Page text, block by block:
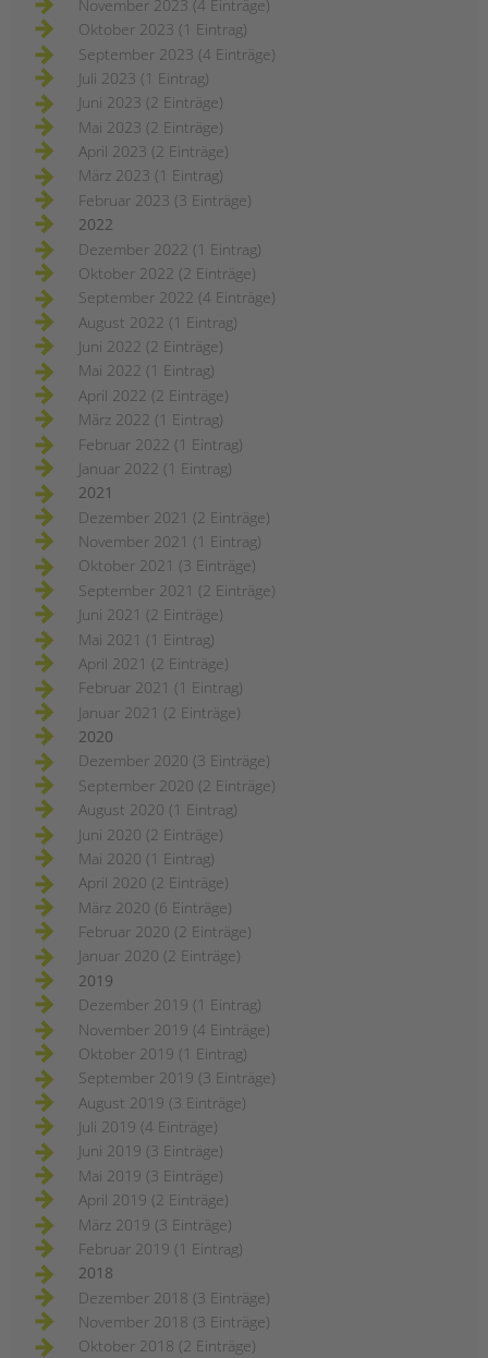
November 2023 (4 Einträge)
Oktober 2023 (1 Eintrag)
September 2023 (4 Einträge)
Juli 2023 (1 Eintrag)
Juni 2023 (2 Einträge)
Mai 2023 (2 Einträge)
April 2023 (2 Einträge)
März 2023 (1 Eintrag)
Februar 2023 (3 Einträge)
2022
Dezember 2022 (1 Eintrag)
Oktober 2022 (2 Einträge)
September 2022 (4 Einträge)
August 2022 (1 Eintrag)
Juni 2022 (2 Einträge)
Mai 2022 (1 Eintrag)
April 2022 (2 Einträge)
März 2022 (1 Eintrag)
Februar 2022 (1 Eintrag)
Januar 2022 (1 Eintrag)
2021
Dezember 2021 (2 Einträge)
November 2021 (1 Eintrag)
Oktober 2021 (3 Einträge)
September 2021 (2 Einträge)
Juni 2021 (2 Einträge)
Mai 2021 (1 Eintrag)
April 2021 (2 Einträge)
Februar 2021 (1 Eintrag)
Januar 2021 (2 Einträge)
2020
Dezember 2020 (3 Einträge)
September 2020 (2 Einträge)
August 2020 (1 Eintrag)
Juni 2020 (2 Einträge)
Mai 2020 (1 Eintrag)
April 2020 (2 Einträge)
März 2020 (6 Einträge)
Februar 2020 (2 Einträge)
Januar 2020 (2 Einträge)
2019
Dezember 2019 (1 Eintrag)
November 2019 (4 Einträge)
Oktober 2019 (1 Eintrag)
September 2019 (3 Einträge)
August 2019 (3 Einträge)
Juli 2019 (4 Einträge)
Juni 2019 (3 Einträge)
Mai 2019 (3 Einträge)
April 2019 (2 Einträge)
März 2019 (3 Einträge)
Februar 2019 (1 Eintrag)
2018
Dezember 2018 (3 Einträge)
November 2018 (3 Einträge)
Oktober 2018 (2 Einträge)